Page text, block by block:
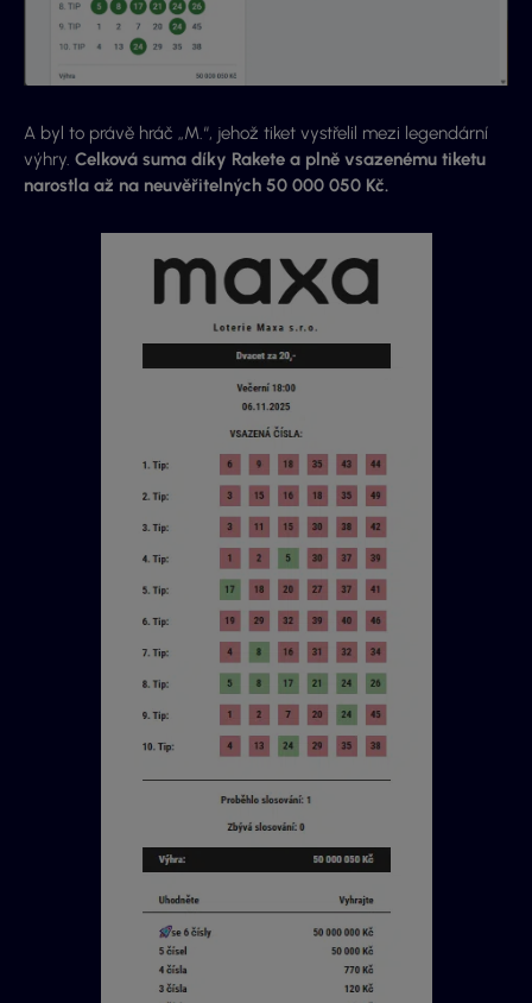
A byl to právě hráč „M.“, jehož tiket vystřelil mezi legendární
výhry. Celková suma díky Rakete a plně vsazenému tiketu
narostla až na neuvěřitelných 50 000 050 Kč.